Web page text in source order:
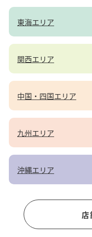
東海エリア
関西エリア
中国・四国エリア
九州エリア
沖縄エリア
店